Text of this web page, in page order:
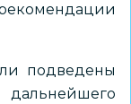
подведены